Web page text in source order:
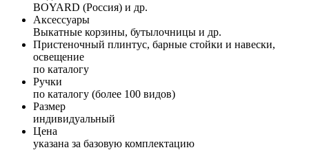
BOYARD (Россия) и др.
Аксессуары
Выкатные корзины, бутылочницы и др.
Пристеночный плинтус, барные стойки и навески,
освещение
по каталогу
Ручки
по каталогу (более 100 видов)
Размер
индивидуальный
Цена
указана за базовую комплектацию